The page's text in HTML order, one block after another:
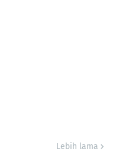
Lebih lama